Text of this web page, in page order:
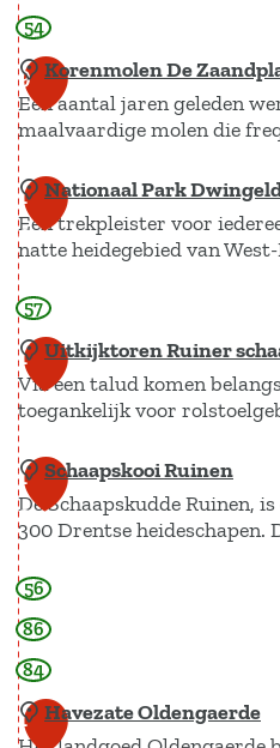
t
v
a
n
P
e
s
s
e
"
a
r
k
R
u
i
n
e
n
M
a
r
i
a
k
e
r
k
R
u
i
n
e
n
54
9 Korenmolen De
Een aantal jaren geleden
maalvaardige molen die
K
o
r
e
n
m
o
l
e
n
D
e
Z
a
a
n
d
1
0
Nationaal Park
Een trekpleister voor
natte heidegebied van
N
a
t
i
o
n
a
a
l
P
a
r
k
57
1
1
Uitkijktoren Ruiner
Via een talud komen
toegankelijk voor
U
i
t
k
i
j
k
t
o
1
2
Schaapskooi Ruinen
De Schaapskudde Ruinen,
300 Drentse heideschapen.
S
c
h
a
a
56
86
84
1
Havezate Oldengaerde